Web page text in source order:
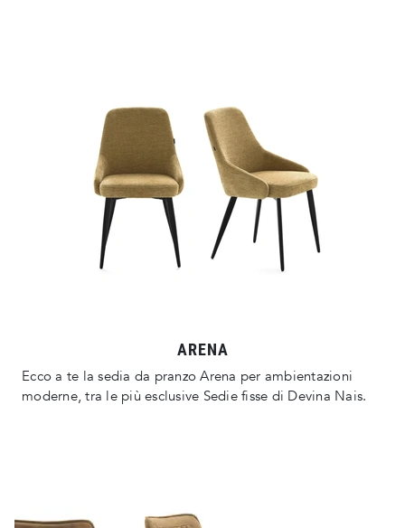
ARENA
Ecco a te la sedia da pranzo Arena per ambientazioni
moderne, tra le più esclusive Sedie fisse di Devina Nais.